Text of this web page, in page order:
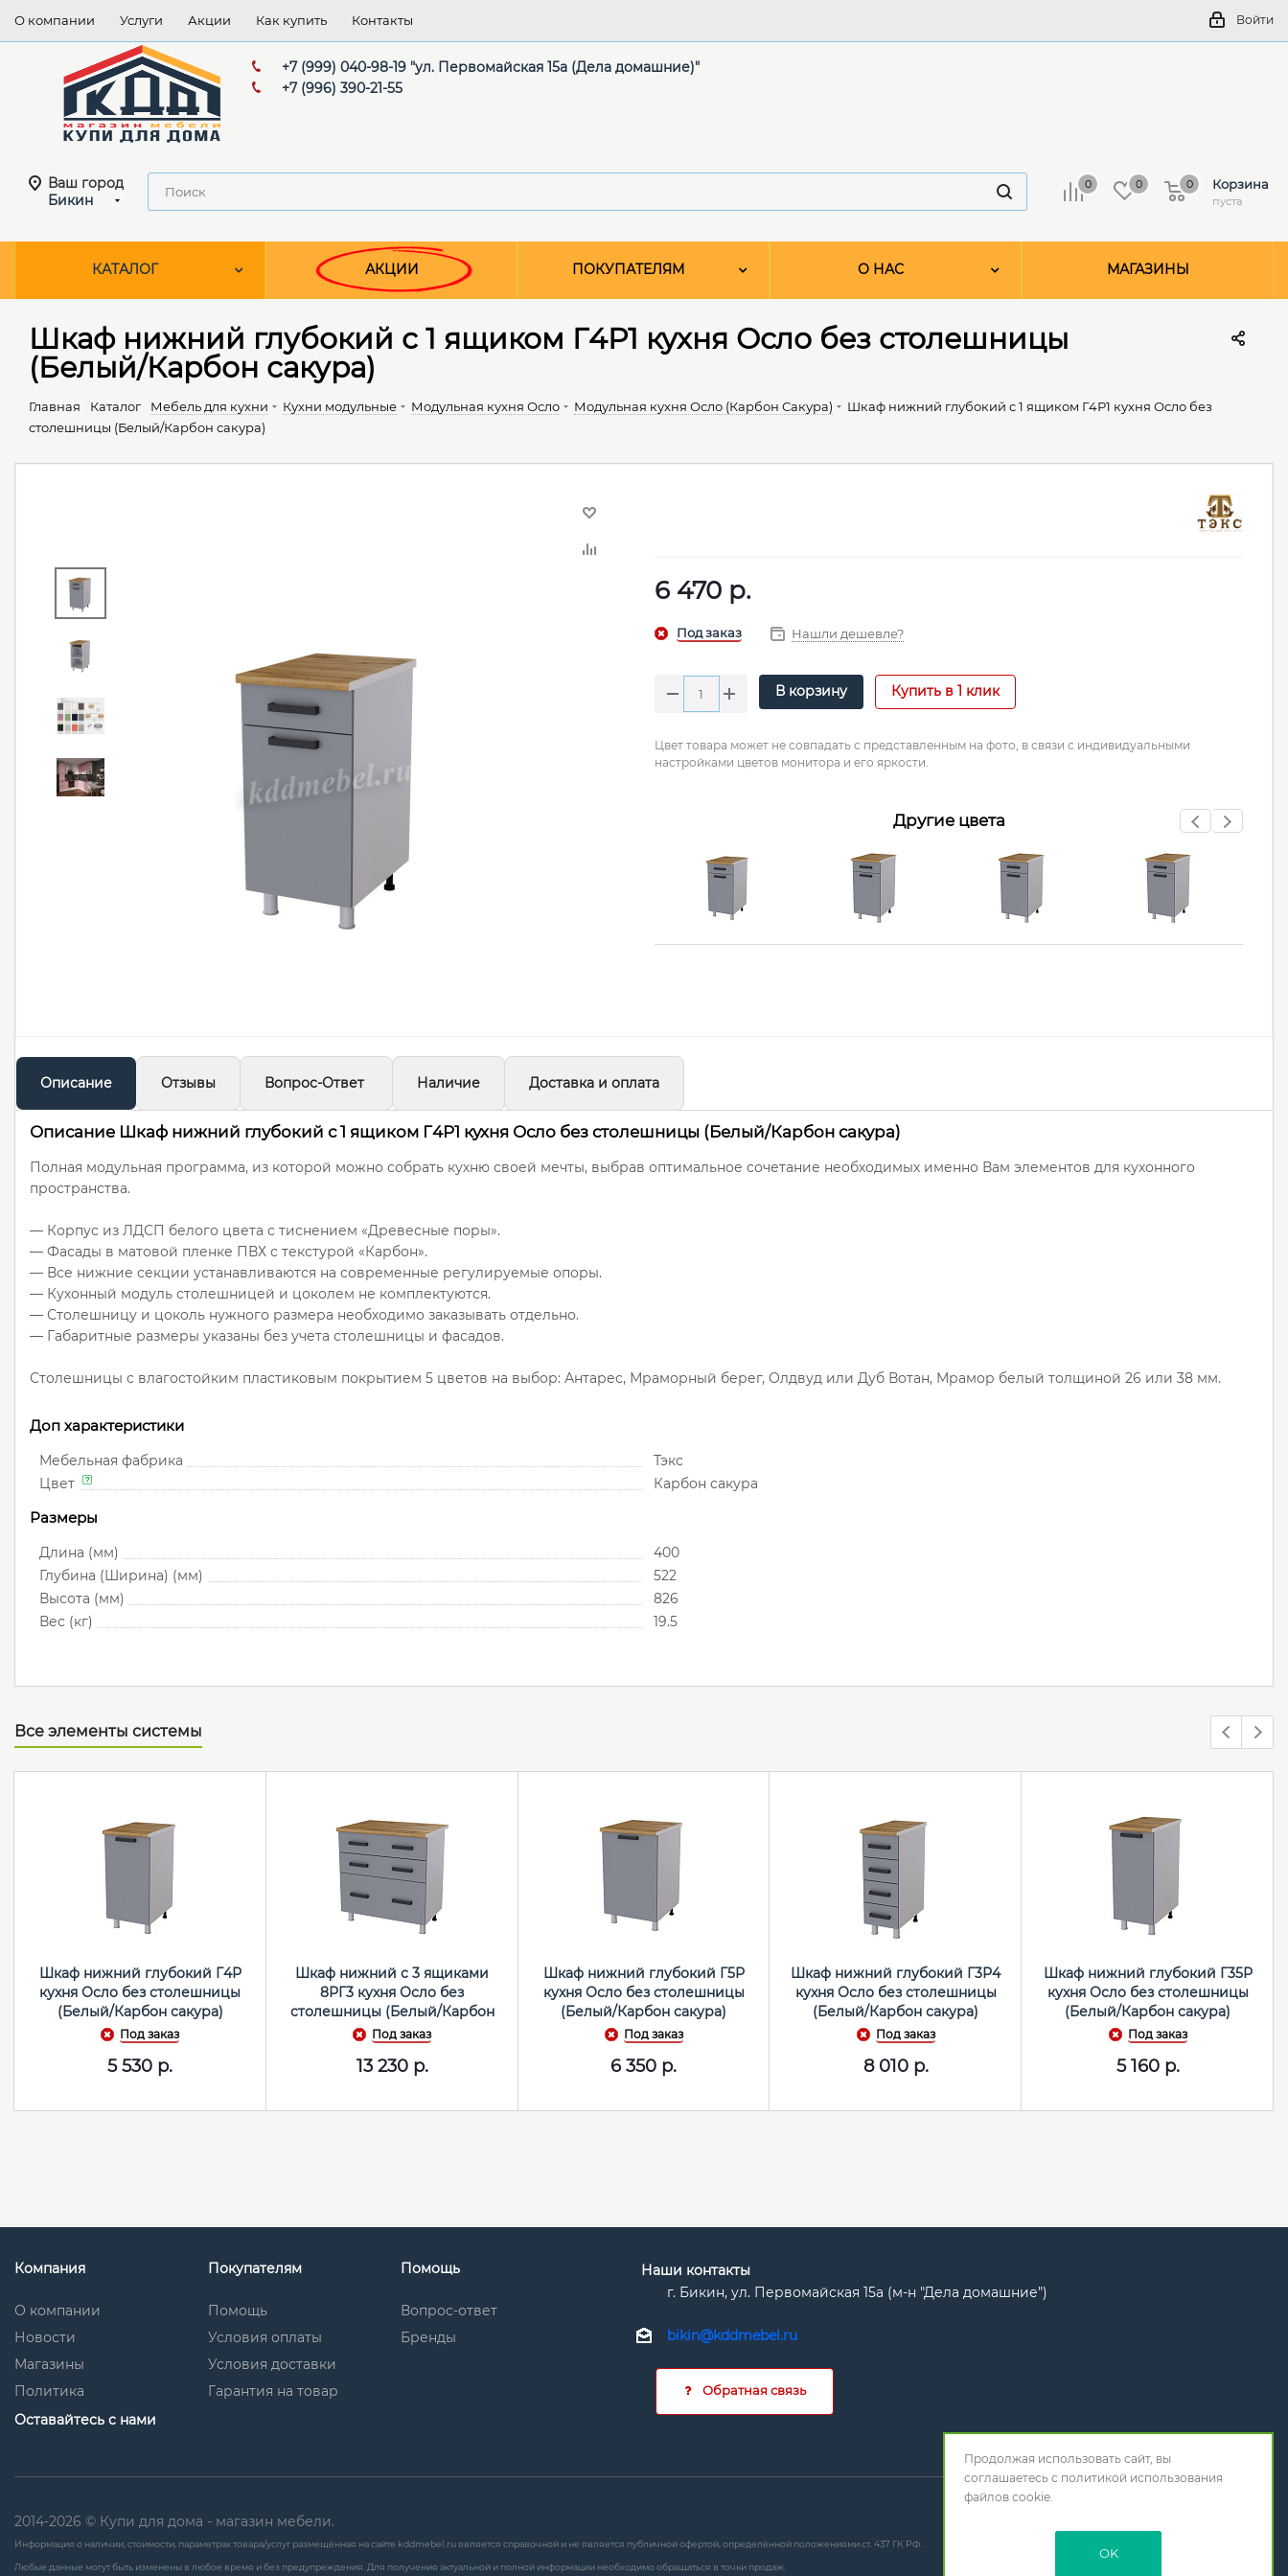
О компании Услуги Акции Как купить Контакты Войти
+7 (999) 040-98-19 "ул. Первомайская 15а (Дела домашние)"
+7 (996) 390-21-55
Ваш город
Бикин
0 0 Корзина
пуста
0
КАТАЛОГ АКЦИИ ПОКУПАТЕЛЯМ О НАС МАГАЗИНЫ
Шкаф нижний глубокий с 1 ящиком Г4Р1 кухня Осло без столешницы
(Белый/Карбон сакура)
Главная Каталог Мебель для кухни Кухни модульные Модульная кухня Осло Модульная кухня Осло (Карбон Сакура)
Шкаф нижний глубокий с 1 ящиком Г4Р1 кухня Осло без
столешницы (Белый/Карбон сакура)
6 470 р.
Нашли дешевле?
В корзину Купить в 1 клик
Цвет товара может не совпадать с представленным на фото, в связи с индивидуальными
настройками цветов монитора и его яркости.
Другие цвета
Описание Отзывы Вопрос-Ответ Наличие Доставка и оплата
Описание Шкаф нижний глубокий с 1 ящиком Г4Р1 кухня Осло без столешницы (Белый/Карбон сакура)
Полная модульная программа, из которой можно собрать кухню своей мечты, выбрав оптимальное сочетание необходимых именно Вам элементов для кухонного
пространства.
— Корпус из ЛДСП белого цвета с тиснением «Древесные поры».
— Фасады в матовой пленке ПВХ с текстурой «Карбон».
— Все нижние секции устанавливаются на современные регулируемые опоры.
— Кухонный модуль столешницей и цоколем не комплектуются.
— Столешницу и цоколь нужного размера необходимо заказывать отдельно.
— Габаритные размеры указаны без учета столешницы и фасадов.
Столешницы с влагостойким пластиковым покрытием 5 цветов на выбор: Антарес, Мраморный берег, Олдвуд или Дуб Вотан, Мрамор белый толщиной 26 или 38 мм.
Доп характеристики
Мебельная фабрика
Тэкс
Цвет
Карбон сакура
Размеры
Длина (мм)
400
Глубина (Ширина) (мм)
522
Высота (мм)
826
Вес (кг)
19.5
Все элементы системы
Шкаф нижний глубокий Г4Р
кухня Осло без столешницы
(Белый/Карбон сакура)
Под заказ
5 530 р.
Шкаф нижний с 3 ящиками
8РГ3 кухня Осло без
столешницы (Белый/Карбон
сакура)
Под заказ
13 230р.
Шкаф нижний глубокий Г5Р
кухня Осло без столешницы
(Белый/Карбон сакура)
Под заказ
6 350 р.
Шкаф нижний глубокий Г3Р4
кухня Осло без столешницы
(Белый/Карбон сакура)
Под заказ
8 010р.
Шкаф нижний глубокий Г35Р
кухня Осло без столешницы
(Белый/Карбон сакура)
Под заказ
5 160р.
Компания
О компании
Новости
Магазины
Политика
Покупателям
Помощь
Условия оплаты
Условия доставки
Гарантия на товар
Помощь
Вопрос-ответ
Бренды
Оставайтесь с нами
Наши контакты
г. Бикин, ул. Первомайская 15а (м-н "Дела домашние")
bikin@kddmebel.ru
Обратная связь
2014-2026 © Купи для дома - магазин мебели.
Информация о наличии, стоимости, параметрах товара/услуг размещённая на сайте kddmebel.ru является справочной и не является публичной офертой, определённой положениями ст. 437 ГК РФ.
Любые данные могут быть изменены в любое время и без предупреждения. Для получения актуальной и полной информации необходимо обращаться в точки продаж.
Продолжая использовать сайт, вы
соглашаетесь с политикой использования
файлов cookie.
OK